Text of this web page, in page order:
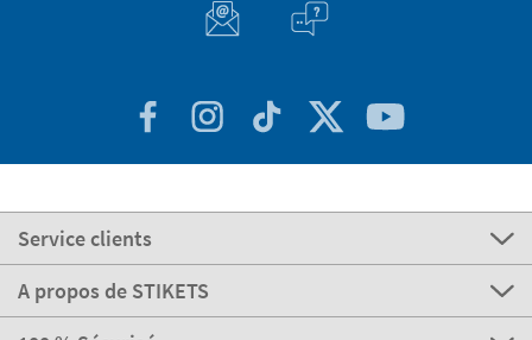
Service clients
A propos de STIKETS